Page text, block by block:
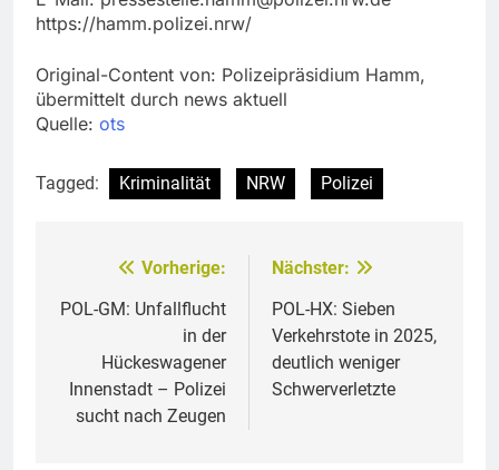
https://hamm.polizei.nrw/
Original-Content von: Polizeipräsidium Hamm,
übermittelt durch news aktuell
Quelle: ots
Tagged: Kriminalität NRW Polizei
Beitragsnavigation
Vorherige:
POL-GM: Unfallflucht
in der
Hückeswagener
Innenstadt – Polizei
sucht nach Zeugen
Nächster:
POL-HX: Sieben
Verkehrstote in 2025,
deutlich weniger
Schwerverletzte